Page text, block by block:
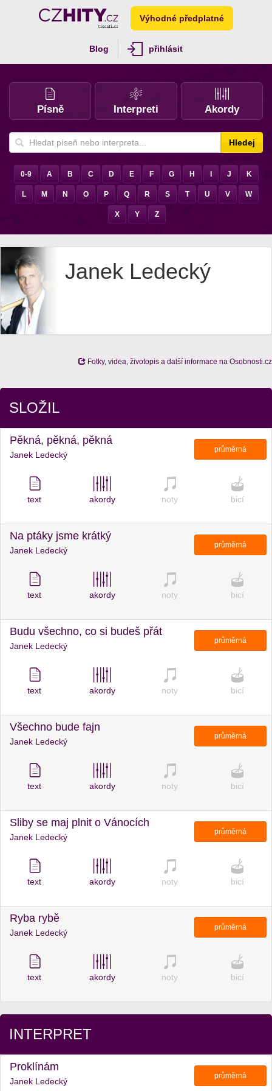
Výhodné předplatné
Blog přihlásit
Písně Interpreti Akordy
Hledej
0-9 A B C D E F G H J K
L M N O P Q R S T U V W
X Y Z
Janek Ledecký
Fotky, videa, životopis a další informace na Osobnosti.cz
SLOŽIL
Pěkná, pěkná, pěkná
Janek Ledecký
průměrná
text akordy noty bicí
Na ptáky jsme krátký
Janek Ledecký
průměrná
text akordy noty bicí
Budu všechno, co si budeš přát
Janek Ledecký
průměrná
text akordy noty bicí
Všechno bude fajn
Janek Ledecký
průměrná
text akordy noty bicí
Sliby se maj plnit o Vánocích
Janek Ledecký
průměrná
text akordy noty bicí
Ryba rybě
Janek Ledecký
průměrná
text akordy noty bicí
INTERPRET
Proklínám
Janek Ledecký
průměrná